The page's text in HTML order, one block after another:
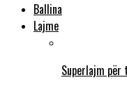
Ballina
Lajme
Superlajm për